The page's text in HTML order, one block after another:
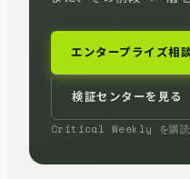
エンタープライズ相
検証センターを見る
Critical Weekly を購読